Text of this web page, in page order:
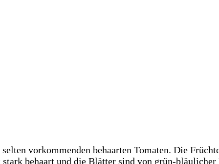
vorkommenden behaarten Tomaten. Die
behaart und die Blätter sind von grün-bläulicher